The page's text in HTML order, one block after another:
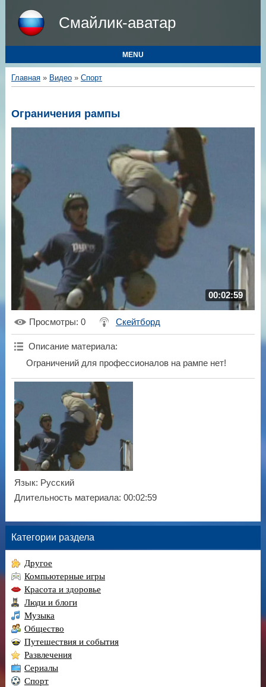
Смайлик-аватар
MENU
Главная» Видео» Спорт
Ограничения рампы
00:02:59
Просмотры: 0 Скейтборд
Описание материала:
Ограничений для профессионалов на рампе нет!
Язык: Русский
Длительность материала: 00:02:59
Категории раздела
Другое
Компьютерные игры
Красота и здоровье
Люди и блоги
Музыка
Общество
Путешествия и события
Развлечения
Сериалы
Спорт